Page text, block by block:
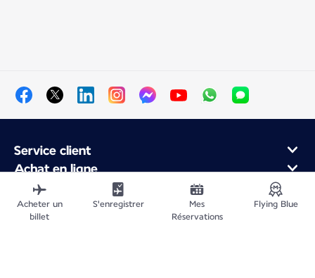
Service client
Achat en ligne
Programme de fidélité et partenaires
À propos d'Air France
Application Mobile Air France
Acheter un
billet
S'enregistrer
Mes
Réservations
Flying Blue